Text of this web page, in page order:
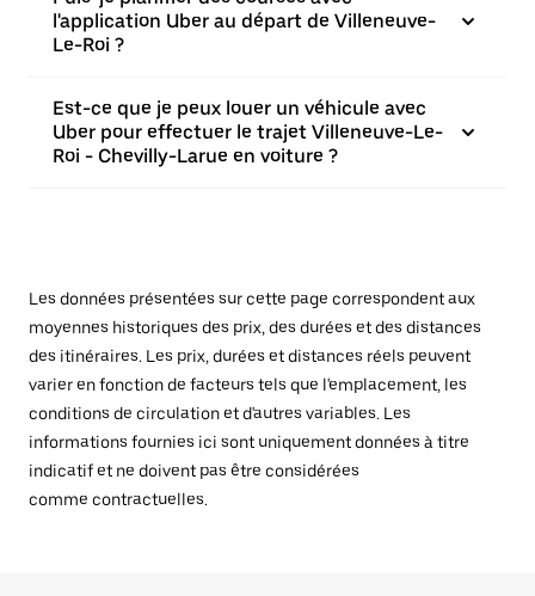
l'application Uber au départ de Villeneuve-
Le-Roi ?
Est-ce que je peux louer un véhicule avec
Uber pour effectuer le trajet Villeneuve-Le-
Roi - Chevilly-Larue en voiture ?
Les données présentées sur cette page correspondent aux
moyennes historiques des prix, des durées et des distances
des itinéraires. Les prix, durées et distances réels peuvent
varier en fonction de facteurs tels que l'emplacement, les
conditions de circulation et d'autres variables. Les
informations fournies ici sont uniquement données à titre
indicatif et ne doivent pas être considérées
comme contractuelles.